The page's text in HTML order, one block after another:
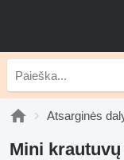
Atsarginės
Mini